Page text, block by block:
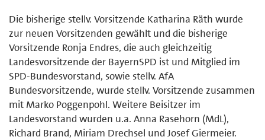
Die bisherige stellv. Vorsitzende Katharina Räth wurde
zur neuen Vorsitzenden gewählt und die bisherige
Vorsitzende Ronja Endres, die auch gleichzeitig
Landesvorsitzende der BayernSPD ist und Mitglied im
SPD-Bundesvorstand, sowie stellv. AfA
Bundesvorsitzende, wurde stellv. Vorsitzende zusammen
mit Marko Poggenpohl. Weitere Beisitzer im
Landesvorstand wurden u.a. Anna Rasehorn (MdL),
Richard Brand, Miriam Drechsel und Josef Giermeier.